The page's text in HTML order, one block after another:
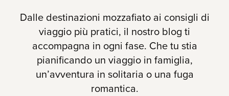
Dalle destinazioni mozzafiato ai consigli di
viaggio più pratici, il nostro blog ti
accompagna in ogni fase. Che tu stia
pianificando un viaggio in famiglia,
un’avventura in solitaria o una fuga
romantica.